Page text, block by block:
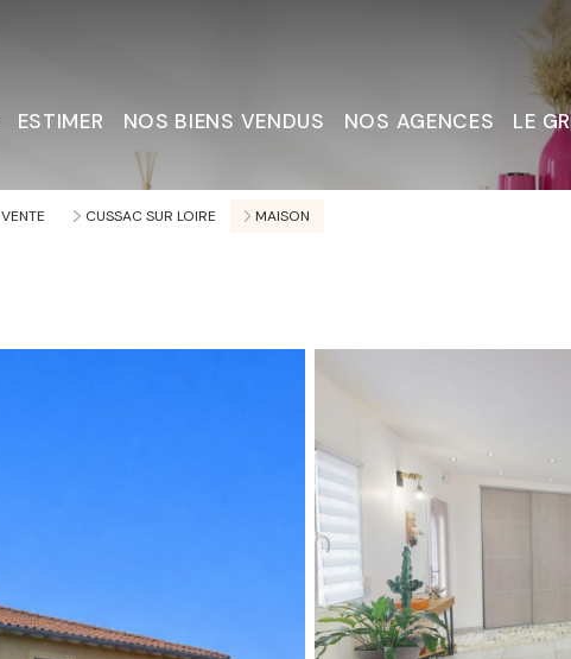
ESTIMER NOS BIENS VENDUS NOS AGENCES LE
Nous
VENTE CUSSAC SUR LOIRE MAISON